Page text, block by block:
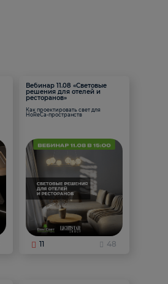
Вебинар 11.08 «Световые
решения для отелей и
ресторанов»
Как проектировать свет для
HoReCa-пространств
11 48